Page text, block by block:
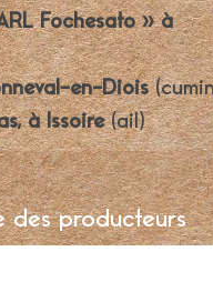
Fochesato » à
en-Diois
à Issoire(ail)
des producteurs